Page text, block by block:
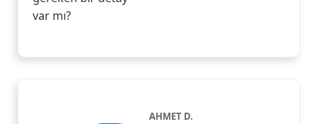
var mı?
AHMET D.